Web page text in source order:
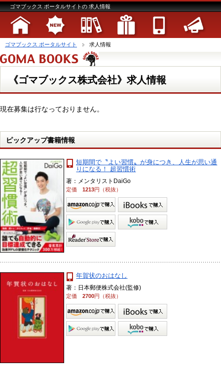
ゴマブックス ポータルサイトの 求人情報
ゴマブックス ポータルサイト 求人情報
《ゴマブックス株式会社》求人情報
現在募集は行なっておりません。
ピックアップ書籍情報
短期間で〝よい習慣〟が身につき、人生が思い通
りになる！ 超習慣術
著：メンタリストDaiGo
定価1213円（税抜）
年賀状のおはなし
著：日本郵便株式会社(監修)
定価2700円（税抜）